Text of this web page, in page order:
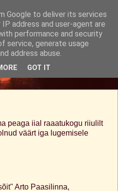
peaga iial raaatukogu riiulilt
väärt iga lugemisele
Arto Paasilinna,
Google to deliver its services
address and user-agent are
performance and security
service, generate usage
address abuse.
GOT IT